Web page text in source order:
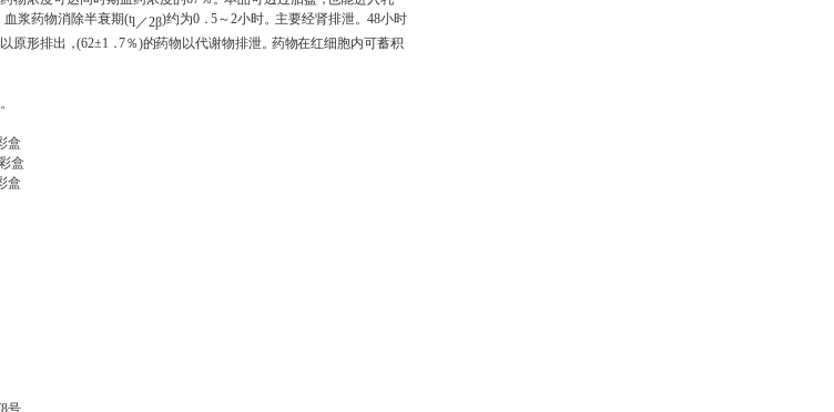
血浆药物消除半衰期(tl／2β)约为0． 5～2小时。 主要经肾排泄。 48小时
原形排出 ，(62±1 ．7％)的药物以代谢物排泄。 药物在红细胞内可蓄积
盒
盒
盒
号